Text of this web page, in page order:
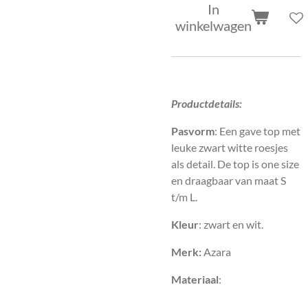
In
winkelwagen
Productdetails:
Pasvorm: Een gave top met
leuke zwart witte roesjes
als detail. De top is one size
en draagbaar van maat S
t/m L.
Kleur: zwart en wit.
Merk:Azara
Materiaal: